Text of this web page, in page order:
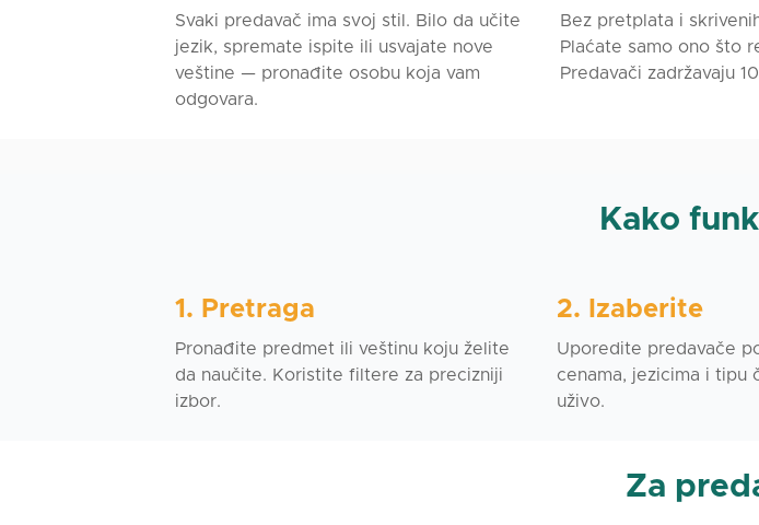
Učim na empatičan, miran način i prilagođen
Naglasak stavljam na praktično korišćenje jezika —
u stvarnim situacijama. Često radim sa autentičnim
- svakodnevni jezik i situaciona komunikacija
- individualna jezična pomoć za bračne parove
Počni da govoriš poljski — mirno, prirodno i svojim
Tokom časova upoznaćeš moj stil podučavanja i
Svaki predavač ima svoj stil. Bilo da učite
jezik, spremate ispite ili usvajate nove
veštine — pronađite osobu koja vam
odgovara.
Bez pretplata i
Plaćate samo ono što
Predavači zadržavaju
Kako
1. Pretraga
Pronađite predmet ili veštinu koju želite
da naučite. Koristite filtere za precizniji
izbor.
2. Izaberite
Uporedite predavače
cenama, jezicima i tipu
uživo.
Za